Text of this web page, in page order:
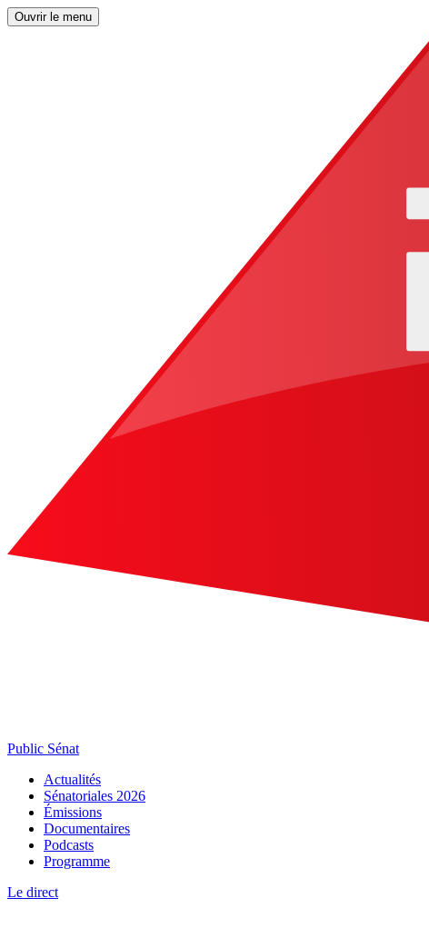
Ouvrir le menu
Public Sénat
Actualités
Sénatoriales 2026
Émissions
Documentaires
Podcasts
Programme
Le direct